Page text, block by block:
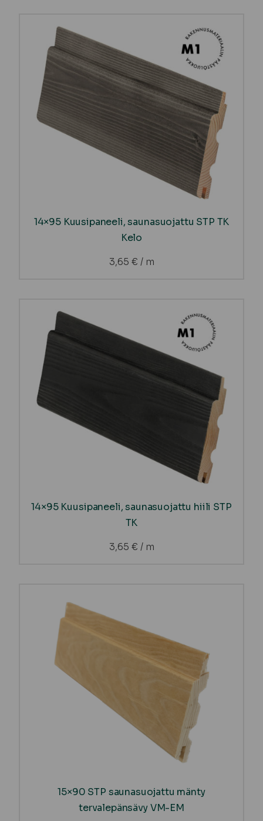
14×95 Kuusipaneeli, saunasuojattu STP TK
Kelo
3,65 € / m
14×95 Kuusipaneeli, saunasuojattu hiili STP
TK
3,65 € / m
15×90 STP saunasuojattu mänty
tervalepänsävy VM-EM